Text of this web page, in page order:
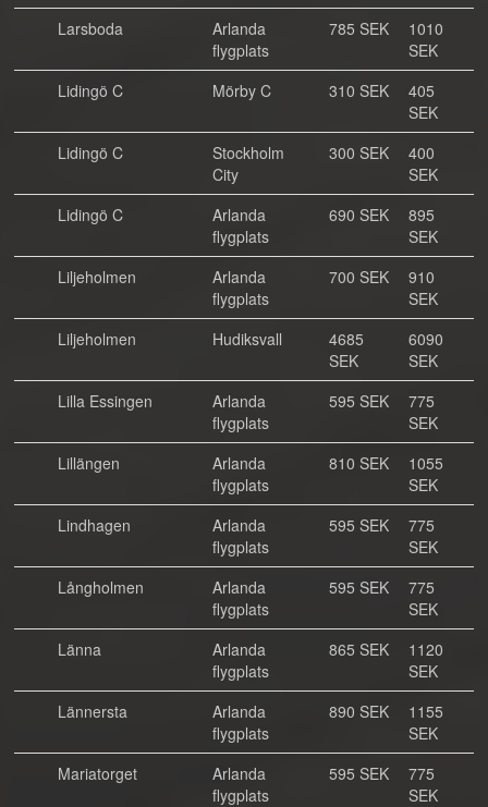
Larsboda
Arlanda
flygplats
785 SEK
1010
SEK
Lidingö C
Mörby C 310 SEK
405
SEK
Lidingö C
Stockholm
City
300 SEK
400
SEK
Lidingö C
Arlanda
flygplats
690 SEK
895
SEK
Liljeholmen
Arlanda
flygplats
700 SEK
910
SEK
Liljeholmen
Hudiksvall
4685
SEK
6090
SEK
Lilla Essingen
Arlanda
flygplats
595 SEK
775
SEK
Lillängen
Arlanda
flygplats
810 SEK
1055
SEK
Lindhagen
Arlanda
flygplats
595 SEK
775
SEK
Långholmen
Arlanda
flygplats
595 SEK
775
SEK
Länna
Arlanda
flygplats
865 SEK
1120
SEK
Lännersta
Arlanda
flygplats
890 SEK
1155
SEK
Mariatorget
Arlanda
flygplats
595 SEK
775
SEK